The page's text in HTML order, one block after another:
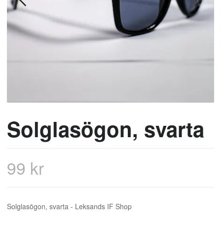
Solglasögon, svarta
99 kr
Solglasögon, svarta - Leksands IF Shop